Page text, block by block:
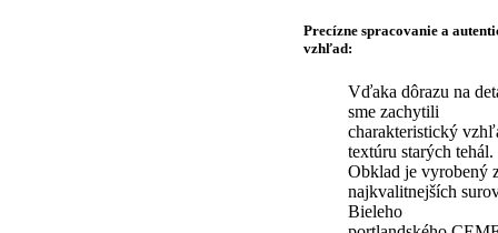
Precízne spracovanie a
vzhľad:
Vďaka dôrazu na
sme zachytili
charakteristický
textúru starých tehál.
Obklad je vyrobený
najkvalitnejších
Bieleho